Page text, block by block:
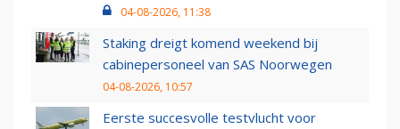
04-08-2026, 11:38
Staking dreigt komend weekend bij
cabinepersoneel van SAS Noorwegen
04-08-2026, 10:57
Eerste succesvolle testvlucht voor